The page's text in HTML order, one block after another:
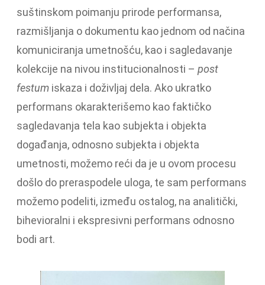
suštinskom poimanju prirode performansa,
razmišljanja o dokumentu kao jednom od načina
komuniciranja umetnošću, kao i sagledavanje
kolekcije na nivou institucionalnosti – post
festum iskaza i doživljaj dela. Ako ukratko
performans okarakterišemo kao faktičko
sagledavanja tela kao subjekta i objekta
događanja, odnosno subjekta i objekta
umetnosti, možemo reći da je u ovom procesu
došlo do preraspodele uloga, te sam performans
možemo podeliti, između ostalog, na analitički,
bihevioralni i ekspresivni performans odnosno
bodi art.